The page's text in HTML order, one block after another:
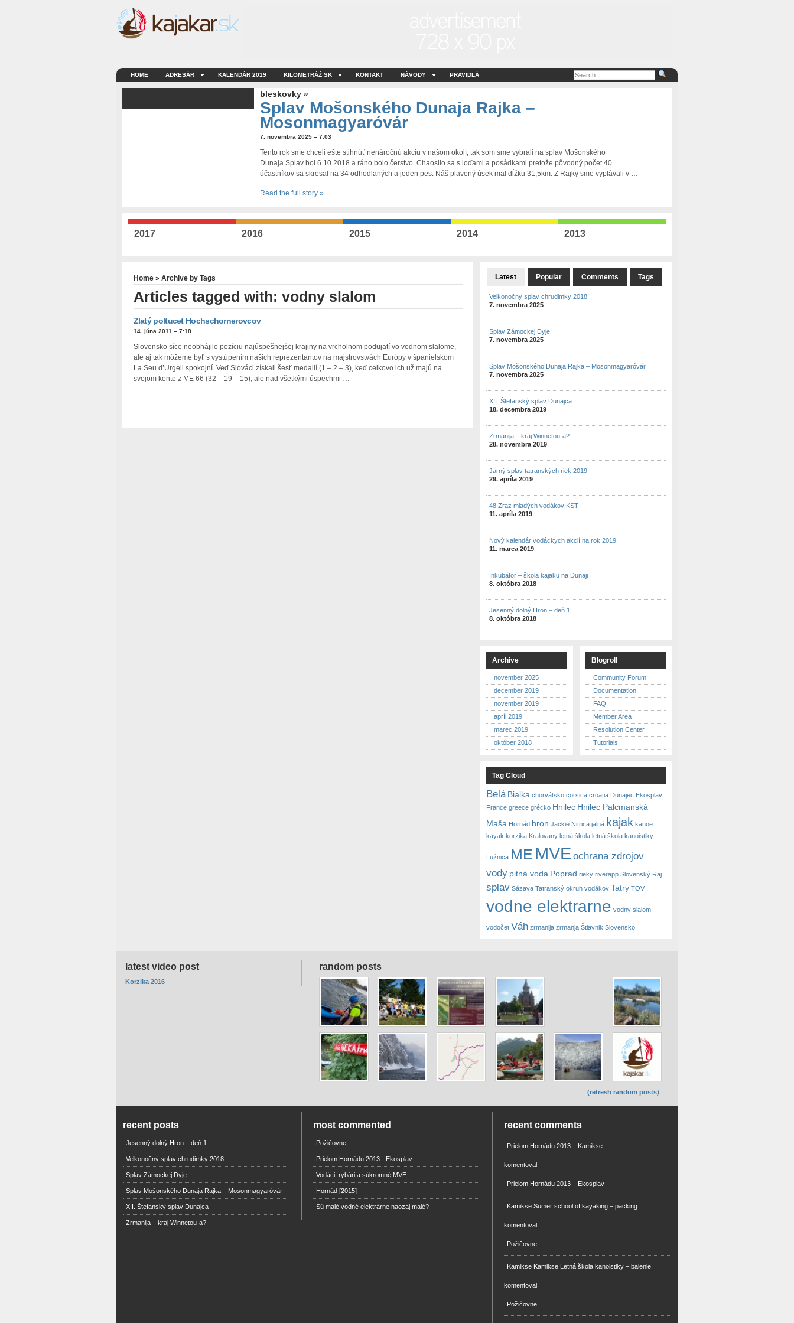
HOME ADRESÁR KALENDÁR 2019 KILOMETRÁŽ SK KONTAKT NÁVODY PRAVIDLÁ
bleskovky »
Splav Mošonského Dunaja Rajka –
Mosonmagyaróvár
7. novembra 2025 – 7:03
Tento rok sme chceli ešte stihnúť nenáročnú akciu v našom okolí, tak som sme vybrali na splav Mošonského
Dunaja.Splav bol 6.10.2018 a ráno bolo čerstvo. Chaosilo sa s loďami a posádkami pretože pôvodný počet 40
účastníkov sa skresal na 34 odhodlaných a jeden pes. Náš plavený úsek mal dĺžku 31,5km. Z Rajky sme vyplávali v …
Read the full story »
2017 2016 2015 2014 2013
Home» Archive by Tags
Articles tagged with: vodny slalom
Zlatý poltucet Hochschornerovcov
14. júna 2011 – 7:18
Slovensko síce neobhájilo pozíciu najúspešnejšej krajiny na vrcholnom podujatí vo vodnom slalome,
ale aj tak môžeme byť s vystúpením našich reprezentantov na majstrovstvách Európy v španielskom
La Seu d’Urgell spokojní. Veď Slováci získali šesť medailí (1 – 2 – 3), keď celkovo ich už majú na
svojom konte z ME 66 (32 – 19 – 15), ale nad všetkými úspechmi …
Latest Popular Comments Tags
Velkonočný splav chrudimky 2018
7. novembra 2025
Splav Zámockej Dyje
7. novembra 2025
Splav Mošonského Dunaja Rajka – Mosonmagyaróvár
7. novembra 2025
XII. Štefanský splav Dunajca
18. decembra 2019
Zrmanija – kraj Winnetou-a?
28. novembra 2019
Jarný splav tatranských riek 2019
29. apríla 2019
48 Zraz mladých vodákov KST
11. apríla 2019
Nový kalendár vodáckych akcií na rok 2019
11. marca 2019
Inkubátor – škola kajaku na Dunaji
8. októbra 2018
Jesenný dolný Hron – deň 1
8. októbra 2018
Archive
november 2025
december 2019
november 2019
apríl 2019
marec 2019
október 2018
Blogroll
Community Forum
Documentation
FAQ
Member Area
Resolution Center
Tutorials
Tag Cloud
Belá Bialka chorvátsko corsica croatia Dunajec Ekosplav
France greece grécko Hnilec Hnilec Palcmanská
Maša Hornád hron Jackie Nitrica jalná kajak kanoe
kayak korzika Kralovany letná škola letná škola kanoistiky
Lužnica ME MVE ochrana zdrojov
vody pitná voda Poprad rieky riverapp Slovenský Raj
splav Sázava Tatranský okruh vodákov Tatry TOV
vodne elektrarne vodny slalom
vodočet Váh zrmanija zrmanja Štiavnik Slovensko
random posts
(refresh random posts)
latest video post
Korzika 2016
recent posts
Jesenný dolný Hron – deň 1
Velkonočný splav chrudimky 2018
Splav Zámockej Dyje
Splav Mošonského Dunaja Rajka – Mosonmagyaróvár
XII. Štefanský splav Dunajca
Zrmanija – kraj Winnetou-a?
most commented
Požičovne
Prielom Hornádu 2013 - Ekosplav
Vodáci, rybári a súkromné MVE
Hornád [2015]
Sú malé vodné elektrárne naozaj malé?
recent comments
Prielom Hornádu 2013 – Kamikse
komentoval
Prielom Hornádu 2013 – Ekosplav
Kamikse Sumer school of kayaking – packing
komentoval
Požičovne
Kamikse Kamikse Letná škola kanoistiky – balenie
komentoval
Požičovne